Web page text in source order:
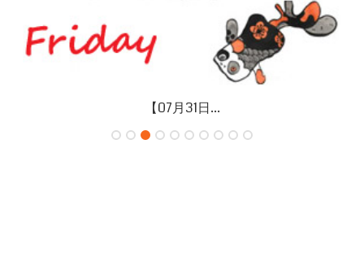
【07月26日...